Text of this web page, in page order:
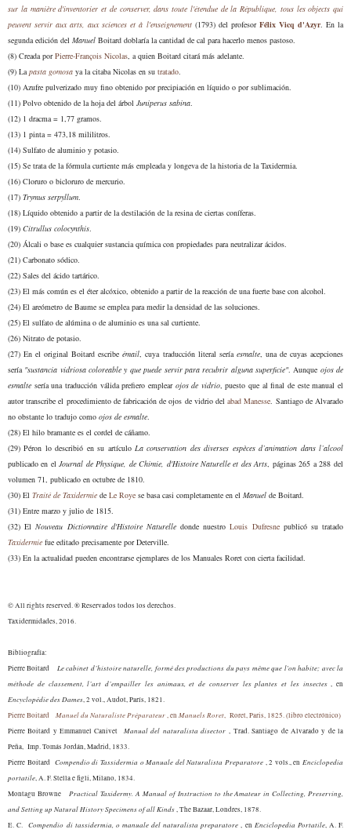
sur la manière d'inventorier et de conserver, dans toute l'étendue de la République, tous les objects qui
peuvent servir aux arts, aux sciences et à l'enseignement(1793) del profesor Félix Vicq d'Azyr. En la
segunda edición del Manuel Boitard doblaría la cantidad de cal para hacerlo menos pastoso.
(8) Creada porPierre-François Nicolas, a quien Boitard citará más adelante.
(9) Lapasta gomosa ya la citaba Nicolas en su tratado.
(10) Azufre pulverizado muy fino obtenido por precipiación en líquido o por sublimación.
(11) Polvo obtenido de la hoja del árbol Juniperus sabina.
(12) 1 dracma = 1,77 gramos.
(13) 1 pinta = 473,18 mililitros.
(14) Sulfato de aluminio y potasio.
(15) Se trata de la fórmula curtiente más empleada y longeva de la historia de la Taxidermia.
(16) Cloruro o bicloruro de mercurio.
(17) Trymus serpyllum.
(18) Líquido obtenido a partir de la destilación de la resina de ciertas coníferas.
(19) Citrullus colocynthis.
(20) Álcali o base es cualquier sustancia química con propiedades para neutralizar ácidos.
(21) Carbonato sódico.
(22) Sales del ácido tartárico.
(23) El más común es el éter alcóxico, obtenido a partir de la reacción de una fuerte base con alcohol.
(24) El areómetro de Baume se emplea para medir la densidad de las soluciones.
(25) El sulfato de alúmina o de aluminio es una sal curtiente.
(26) Nitrato de potasio.
(27) En el original Boitard escribeémail, cuya traducción literal sería esmalte, una de cuyas acepciones
sería "sustancia vidriosa coloreable y que puede servir para recubrir alguna superficie". Aunque ojos de
esmalte sería una traducción válida prefiero emplear ojos de vidrio, puesto que al final de estemanual el
autor transcribe el procedimiento de fabricación de ojos de vidrio delabad Manesse. Santiago de Alvarado
no obstante lo tradujo como ojos de esmalte.
(28) El hilo bramante es el cordel de cáñamo.
(29) Péron lo describió en su artículo La conservation des diverses espèces d’animation dans l’alcool
publicado en elJournal dePhysique, deChimie, d'HistoireNaturelle et desArts, páginas 265 a288 del
volumen 71, publicado en octubre de 1810.
(30) El Traité de Taxidermie de Le Roye se basa casi completamente en el Manuel de Boitard.
(31) Entre marzo y julio de 1815.
(32) ElNouveau Dictionnaire d'Histoire Naturelledonde nuestroLouis Dufresnepublicó su tratado
Taxidermie fue editado precisamente por Deterville.
(33) En la actualidad pueden encontrarse ejemplares de los Manuales Roret con cierta facilidad.
© All rights reserved. ® Reservados todos los derechos.
Taxidermidades, 2016.
Bibliografía:
Pierre Boitard
Le cabinet d’histoire naturelle, formé des productions du pays même que l'on habite; avec la
méthode de classement, l’art d’empailler les animaux, et de conserver les plantes et les insectes, en
Encyclopédie des Dames, 2 vol.,Audot, París, 1821.
PierreBoitard Manuel du Naturaliste Préparateur,en Manuels Roret, Roret, Paris, 1825. (libro electrónico)
Pierre Boitard y Emmanuel Canivet Manual del naturalista disector , Trad. Santiago de Alvarado y de la
Peña, Imp. Tomás Jordán, Madrid, 1833.
Pierre Boitard Compendio di Tassidermia o Manuale del Naturalista Preparatore , 2 vols., enEnciclopedia
portatile, A. F. Stella e figli, Milano, 1834.
Montagu Browne
Practical Taxidermy. A Manual of Instruction to the Amateur in Collecting, Preserving,
and Setting up Natural History Specimens of all Kinds,The Bazaar, Londres, 1878.
E. C.Compendio di tassidermia, o manuale del naturalista preparatore , en Enciclopedia Portatile, A. F.